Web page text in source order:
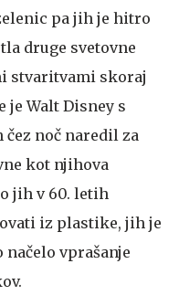
pa jih je hitro
druge svetovne
stvaritvami skoraj
je Walt Disney s
noč naredil za
kot njihova
jih v 60. letih
iz plastike, jih je
vprašanje